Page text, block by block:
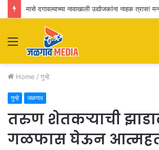
Menu
Home / गुन्हे
गुन्हे जळगाव
तरुण शेतकऱ्याची
गळफास घेऊन